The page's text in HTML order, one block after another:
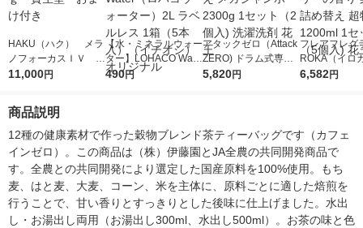
HAKU（ハク） メラ
ノフォーカスＩＶ 4
5ｇ 資生堂 おまけ
11,000円
【水・ミネラルウォー
ター】LOHACO Wate
r（ロハコウォータ
490円
アタックゼロ（Attack
ZERO) ドラム式専用
詰め替え メガジャン
5,820円
フレアフレグ
ROKA（イロ
イキッドリリ
6,582円
商品説明
12種の健康素材で作った穀物ブレンド茶ティーバッグです（カフェ
インゼロ）。この商品は（株）伊藤園とJA全農の共同開発商品で
す。全農との共同開発により選定した国産原料を100%使用。もち
麦、はと麦、大麦、コーン、米を主体に、原料ごとに適した焙煎を
行うことで、甘い香りとすっきりとした後味に仕上げました。水出
し・お湯出し両用（お湯出し300ml、水出し500ml）。お茶の味と色